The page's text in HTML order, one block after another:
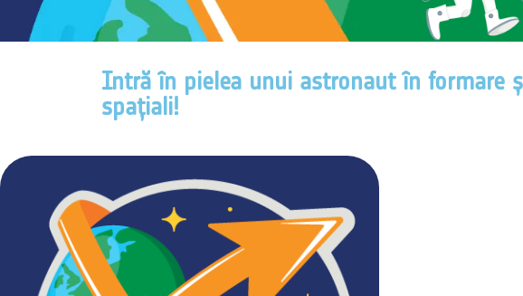
Intră în pielea unui astronaut în formare
spațiali!